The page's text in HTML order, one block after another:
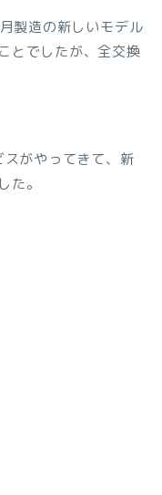
製造の新しいモデル
とでしたが、全交換
スがやってきて、新
た。